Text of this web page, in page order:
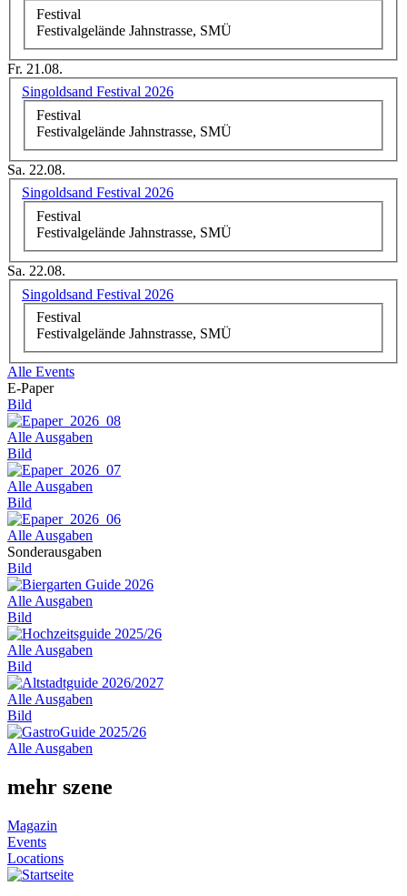
Festival
Festivalgelände Jahnstrasse, SMÜ
Fr. 21.08.
Singoldsand Festival 2026
Festival
Festivalgelände Jahnstrasse, SMÜ
Sa. 22.08.
Singoldsand Festival 2026
Festival
Festivalgelände Jahnstrasse, SMÜ
Sa. 22.08.
Singoldsand Festival 2026
Festival
Festivalgelände Jahnstrasse, SMÜ
Alle Events
E-Paper
Bild
Alle Ausgaben
Bild
Alle Ausgaben
Bild
Alle Ausgaben
Sonderausgaben
Bild
Alle Ausgaben
Bild
Alle Ausgaben
Bild
Alle Ausgaben
Bild
Alle Ausgaben
mehr szene
Magazin
Events
Locations